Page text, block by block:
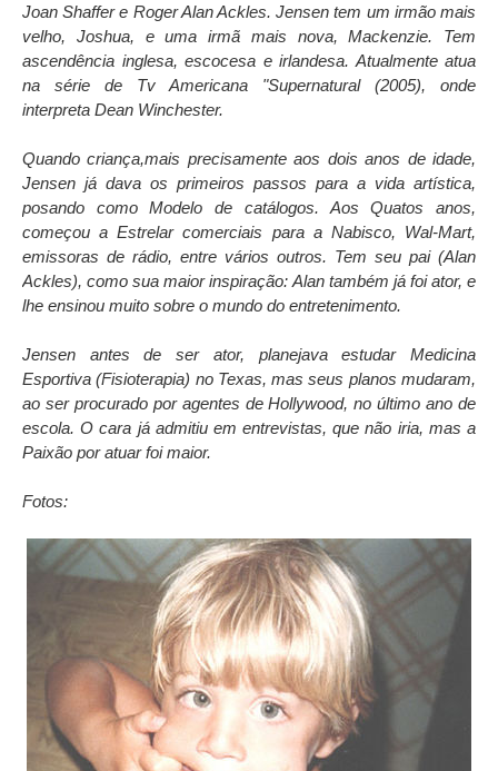
Joan Shaffer e Roger Alan Ackles. Jensen tem um irmão mais
velho, Joshua, e uma irmã mais nova, Mackenzie. Tem
ascendência inglesa, escocesa e irlandesa. Atualmente atua
na série de Tv Americana "Supernatural (2005), onde
interpreta Dean Winchester.
Quando criança,mais precisamente aos dois anos de idade,
Jensen já dava os primeiros passos para a vida artística,
posando como Modelo de catálogos. Aos Quatos anos,
começou a Estrelar comerciais para a Nabisco, Wal-Mart,
emissoras de rádio, entre vários outros. Tem seu pai (Alan
Ackles), como sua maior inspiração: Alan também já foi ator, e
lhe ensinou muito sobre o mundo do entretenimento.
Jensen antes de ser ator, planejava estudar Medicina
Esportiva (Fisioterapia) no Texas, mas seus planos mudaram,
ao ser procurado por agentes de Hollywood, no último ano de
escola.O cara já admitiu em entrevistas, que não iria, mas a
Paixão por atuar foi maior.
Fotos: